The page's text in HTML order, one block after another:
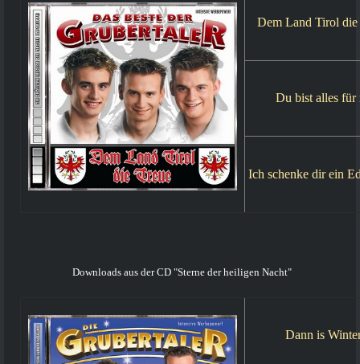
Dem Land Tirol die
Du bist alles für
Ich schenke dir ein
Downloads aus der CD "Sterne der heiligen Nacht"
Dann is